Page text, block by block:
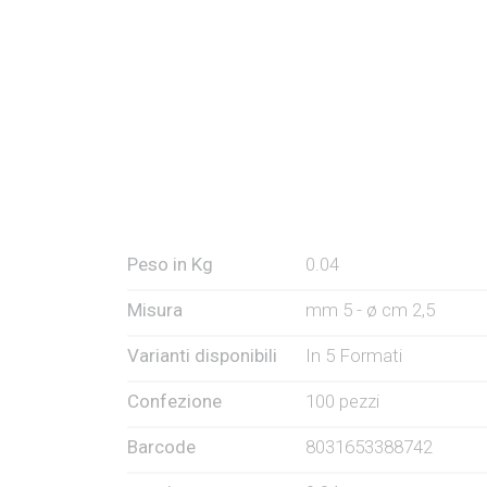
Peso in Kg 0.04
Misura mm 5 - ø cm 2,5
Varianti disponibili In 5 Formati
Confezione 100 pezzi
Barcode 8031653388742